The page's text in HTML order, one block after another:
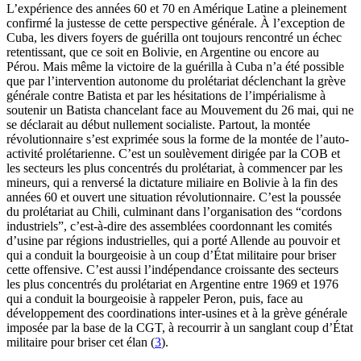
L’expérience des années 60 et 70 en Amérique Latine a pleinement
confirmé la justesse de cette perspective générale. À l’exception de
Cuba, les divers foyers de guérilla ont toujours rencontré un échec
retentissant, que ce soit en Bolivie, en Argentine ou encore au
Pérou. Mais même la victoire de la guérilla à Cuba n’a été possible
que par l’intervention autonome du prolétariat déclenchant la grève
générale contre Batista et par les hésitations de l’impérialisme à
soutenir un Batista chancelant face au Mouvement du 26 mai, qui ne
se déclarait au début nullement socialiste. Partout, la montée
révolutionnaire s’est exprimée sous la forme de la montée de l’auto-
activité prolétarienne. C’est un soulèvement dirigée par la COB et
les secteurs les plus concentrés du prolétariat, à commencer par les
mineurs, qui a renversé la dictature miliaire en Bolivie à la fin des
années 60 et ouvert une situation révolutionnaire. C’est la poussée
du prolétariat au Chili, culminant dans l’organisation des “cordons
industriels”, c’est-à-dire des assemblées coordonnant les comités
d’usine par régions industrielles, qui a porté Allende au pouvoir et
qui a conduit la bourgeoisie à un coup d’État militaire pour briser
cette offensive. C’est aussi l’indépendance croissante des secteurs
les plus concentrés du prolétariat en Argentine entre 1969 et 1976
qui a conduit la bourgeoisie à rappeler Peron, puis, face au
développement des coordinations inter-usines et à la grève générale
imposée par la base de la CGT, à recourrir à un sanglant coup d’État
militaire pour briser cet élan (3).